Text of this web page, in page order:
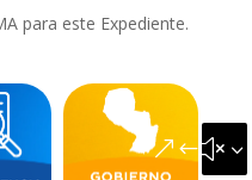
para este Expediente.